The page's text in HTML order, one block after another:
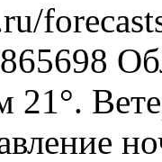
21°.